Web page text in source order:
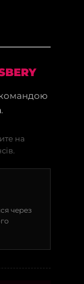
командою
.
на
через